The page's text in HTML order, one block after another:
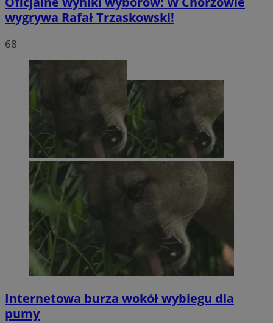
wygrywa Rafał Trzaskowski!
68
Internetowa burza wokół wybiegu dla
pumy